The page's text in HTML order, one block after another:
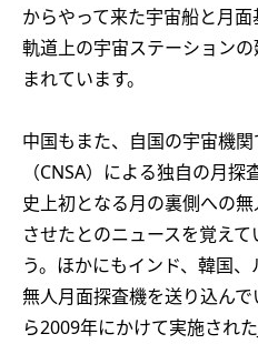
からやって来た宇宙船と月
軌道上の宇宙ステーション
まれています。
中国もまた、自国の宇宙機
（CNSA）による独自の月
史上初となる月の裏側への
させたとのニュースを覚え
う。ほかにもインド、韓国
無人月面探査機を送り込ん
ら2009年にかけて実施され